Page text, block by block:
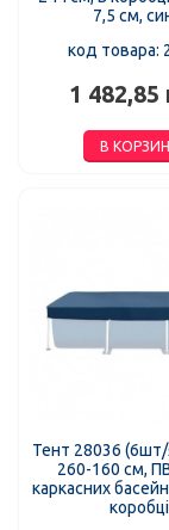
7,5 см,
код товара:
1 482,85
В
Тент 28036 (6шт/
260-160 см,
каркасних
коробці